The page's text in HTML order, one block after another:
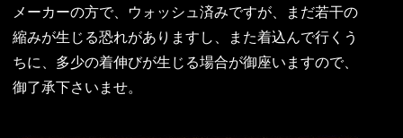
メーカーの方で、ウォッシュ済みですが、まだ若干の
縮みが生じる恐れがありますし、また着込んで行くう
ちに、多少の着伸びが生じる場合が御座いますので、
御了承下さいませ。